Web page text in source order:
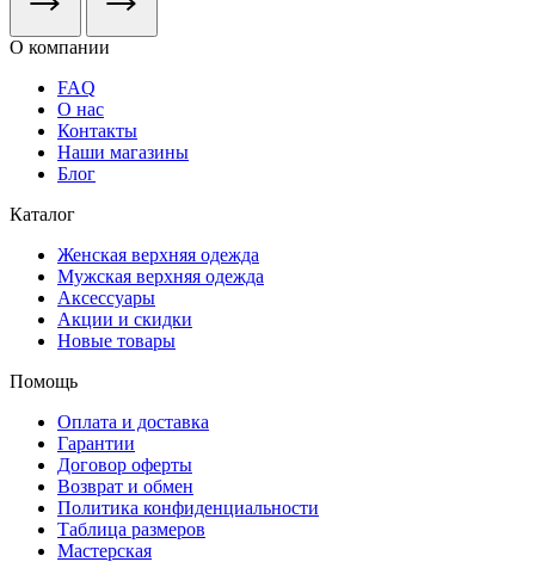
О компании
FAQ
О нас
Контакты
Наши магазины
Блог
Каталог
Женская верхняя одежда
Мужская верхняя одежда
Аксессуары
Акции и скидки
Новые товары
Помощь
Оплата и доставка
Гарантии
Договор оферты
Возврат и обмен
Политика конфиденциальности
Таблица размеров
Мастерская